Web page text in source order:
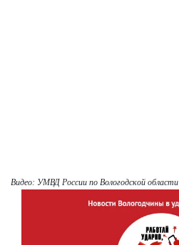
Видео: УМВД России по Вологодской области